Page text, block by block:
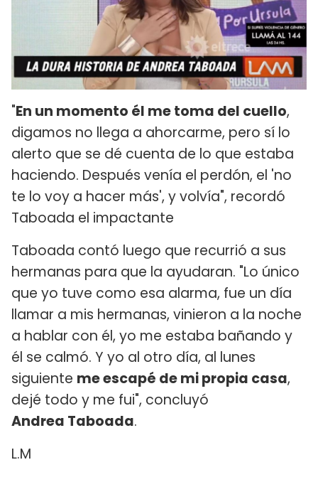
"En un momento él me toma del cuello,
digamos no llega a ahorcarme, pero sí lo
alerto que se dé cuenta de lo que estaba
haciendo. Después venía el perdón, el 'no
te lo voy a hacer más', y volvía", recordó
Taboada el impactante
Taboada contó luego que recurrió a sus
hermanas para que la ayudaran. "Lo único
que yo tuve como esa alarma, fue un día
llamar a mis hermanas, vinieron a la noche
a hablar con él, yo me estaba bañando y
él se calmó. Y yo al otro día, al lunes
siguiente me escapé de mi propia casa,
dejé todo y me fui", concluyó
Andrea Taboada.
L.M